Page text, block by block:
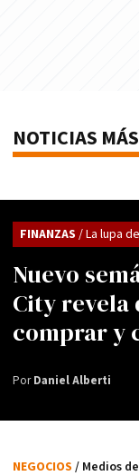
NOTICIAS
Nuevo
City revela
comprar y
FINANZAS / La lupa
PorDaniel Alberti
NEGOCIOS / Medios